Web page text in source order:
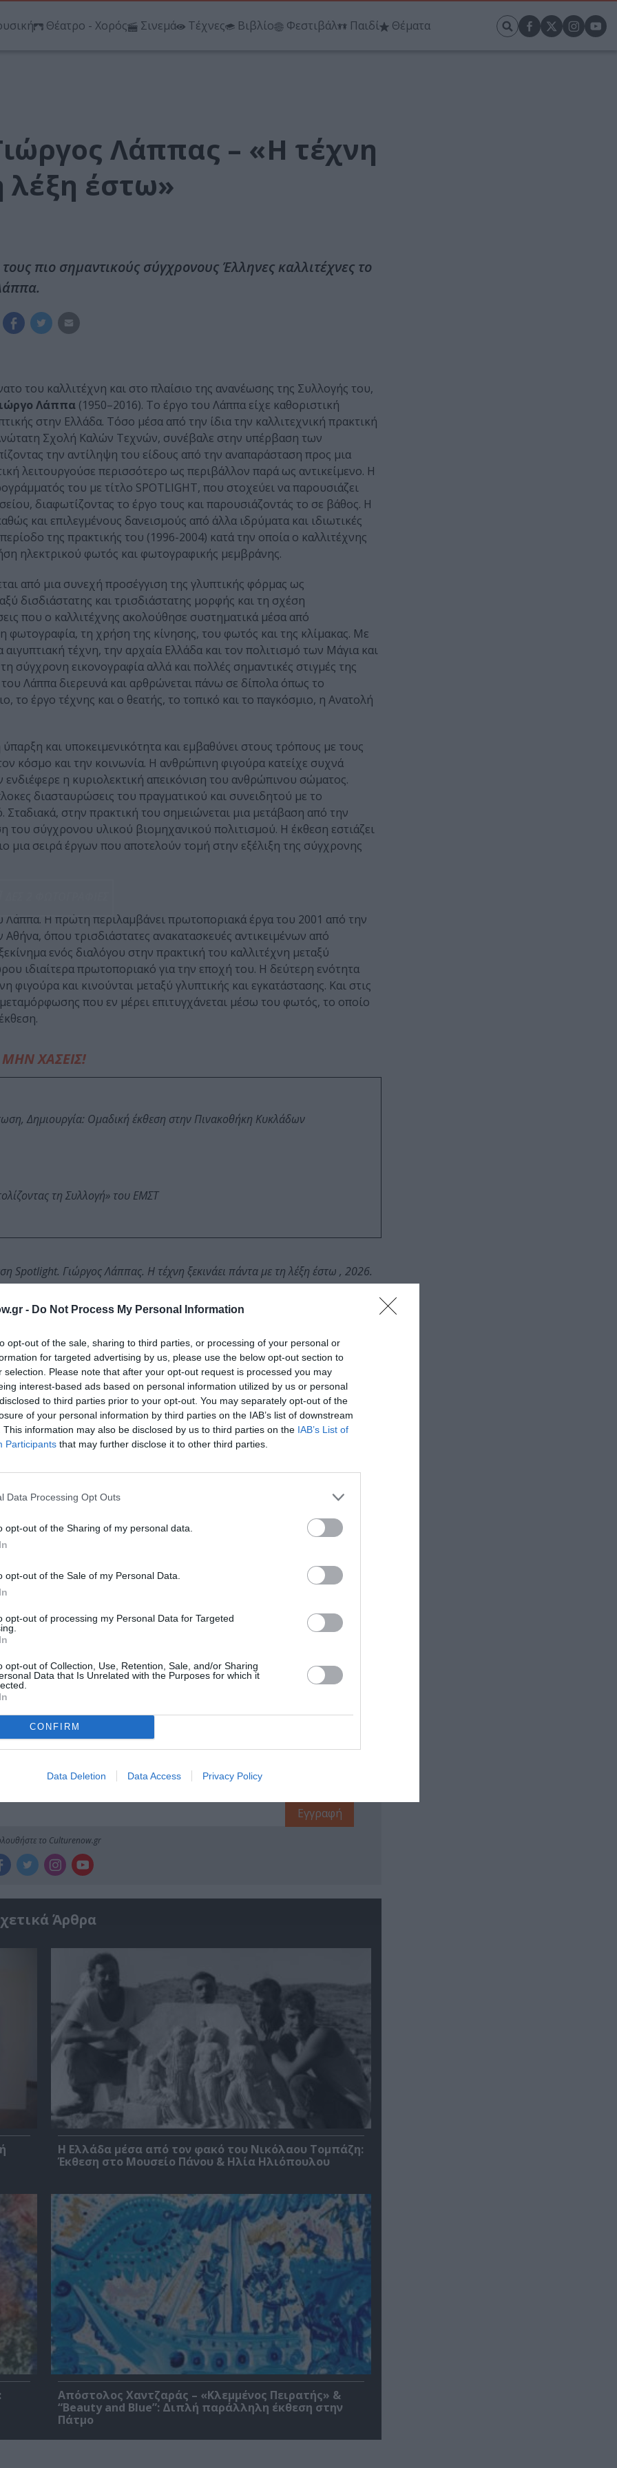
- Do Not Process My Personal Information
opt-out of the sale, sharing to third parties, or processing of your personal or
for targeted advertising by us, please use the below opt-out section to
selection. Please note that after your opt-out request is processed you may
interest-based ads based on personal information utilized by us or personal
to third parties prior to your opt-out. You may separately opt-out of the
of your personal information by third parties on the IAB’s list of downstream
This information may also be disclosed by us to third parties on the IAB’s List of
Participants that may further disclose it to other third parties.
Data Processing Opt Outs
opt-out of the Sharing of my personal data.
opt-out of the Sale of my Personal Data.
opt-out of processing my Personal Data for Targeted
opt-out of Collection, Use, Retention, Sale, and/or Sharing
Data that Is Unrelated with the Purposes for which it
CONFIRM
Data Deletion Data Access Privacy Policy
Θέατρο - Χορός Σινεμά Τέχνες Βιβλίο Φεστιβάλ Παιδί Θέματα
Λάππας – «Η τέχνη
λέξη έστω»
πιο σημαντικούς σύγχρονους Έλληνες καλλιτέχνες το
του καλλιτέχνη και στο πλαίσιο της ανανέωσης της Συλλογής του,
Λάππα (1950–2016). Το έργο του Λάππα είχε καθοριστική
στην Ελλάδα. Τόσο μέσα από την ίδια την καλλιτεχνική πρακτική
Σχολή Καλών Τεχνών, συνέβαλε στην υπέρβαση των
την αντίληψη του είδους από την αναπαράσταση προς μια
λειτουργούσε περισσότερο ως περιβάλλον παρά ως αντικείμενο. Η
του με τίτλο SPOTLIGHT, που στοχεύει να παρουσιάζει
διαφωτίζοντας το έργο τους και παρουσιάζοντάς το σε βάθος. Η
και επιλεγμένους δανεισμούς από άλλα ιδρύματα και ιδιωτικές
της πρακτικής του (1996-2004) κατά την οποία ο καλλιτέχνης
ηλεκτρικού φωτός και φωτογραφικής μεμβράνης.
από μια συνεχή προσέγγιση της γλυπτικής φόρμας ως
δισδιάστατης και τρισδιάστατης μορφής και τη σχέση
που ο καλλιτέχνης ακολούθησε συστηματικά μέσα από
φωτογραφία, τη χρήση της κίνησης, του φωτός και της κλίμακας. Με
τέχνη, την αρχαία Ελλάδα και τον πολιτισμό των Μάγια και
σύγχρονη εικονογραφία αλλά και πολλές σημαντικές στιγμές της
Λάππα διερευνά και αρθρώνεται πάνω σε δίπολα όπως το
το έργο τέχνης και ο θεατής, το τοπικό και το παγκόσμιο, η Ανατολή
και υποκειμενικότητα και εμβαθύνει στους τρόπους με τους
κόσμο και την κοινωνία. Η ανθρώπινη φιγούρα κατείχε συχνά
η κυριολεκτική απεικόνιση του ανθρώπινου σώματος.
διασταυρώσεις του πραγματικού και συνειδητού με το
στην πρακτική του σημειώνεται μια μετάβαση από την
σύγχρονου υλικού βιομηχανικού πολιτισμού. Η έκθεση εστιάζει
σειρά έργων που αποτελούν τομή στην εξέλιξη της σύγχρονης
Η πρώτη περιλαμβάνει πρωτοποριακά έργα του 2001 από την
όπου τρισδιάστατες ανακατασκευές αντικειμένων από
ενός διαλόγου στην πρακτική του καλλιτέχνη μεταξύ
ιδιαίτερα πρωτοποριακό για την εποχή του. Η δεύτερη ενότητα
και κινούνται μεταξύ γλυπτικής και εγκατάστασης. Και στις
που εν μέρει επιτυγχάνεται μέσω του φωτός, το οποίο
ΜΗΝ ΧΑΣΕΙΣ!
Δημιουργία: Ομαδική έκθεση στην Πινακοθήκη Κυκλάδων
τη Συλλογή» του ΕΜΣΤ
Spotlight. Γιώργος Λάππας. Η τέχνη ξεκινάει πάντα με τη λέξη έστω , 2026.
Τοποθεσία:
Εθνικό Μουσείο Σύγχρονης Τέχνης, Καλλιρρόης και Αμβρ.
Εθνικό Μουσείο Σύγχρονης Τέχνης
πρώτοι όλες τις ειδήσεις
στοCulturenow.gr
- ΧΑΡΑΚΤΙΚΗ
και τον Πολιτισμό!
το Culturenow.gr
Άρθρα
Η Ελλάδα μέσα από τον φακό του Νικόλαου Τομπάζη:
Έκθεση στο Μουσείο Πάνου & Ηλία Ηλιόπουλου
Απόστολος Χαντζαράς – «Κλεμμένος Πειρατής» &
“Beauty and Blue”: Διπλή παράλληλη έκθεση στην
Πάτμο